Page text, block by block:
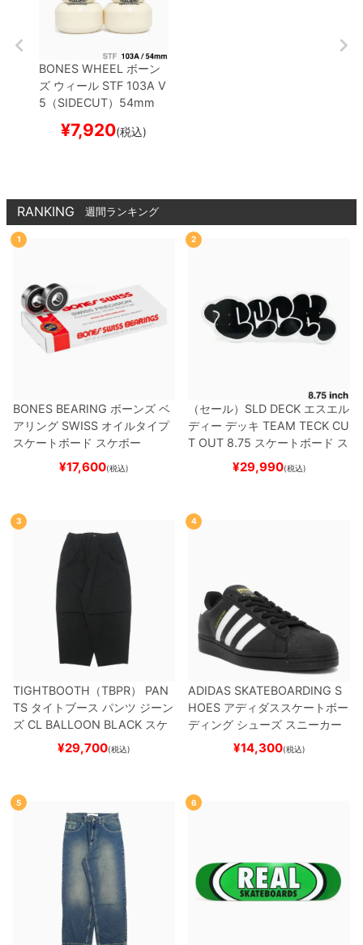
BONES WHEEL ボーン
ズ ウィール STF 103A V
5（SIDECUT） 54mm
¥7,920(税込)
RANKING 週間ランキング
1
BONES BEARING ボーンズ ベ
アリング SWISS オイルタイプ
スケートボード スケボー
¥17,600(税込)
2
（セール） SLD DECK エスエル
ディー デッキ TEAM TECK CU
T OUT 8.75 スケートボード ス
¥29,990(税込)
3
TIGHTBOOTH（TBPR） PAN
TS タイトブース パンツ ジーン
ズ CL BALLOON BLACK スケ
ートボード スケボー
¥29,700(税込)
4
ADIDAS SKATEBOARDING S
HOES アディダススケートボー
ディング シューズ スニーカー
スーパースターSUPERSTAR A
BLACK/WHITE/WHITE
ー
¥14,300(税込)
5 6